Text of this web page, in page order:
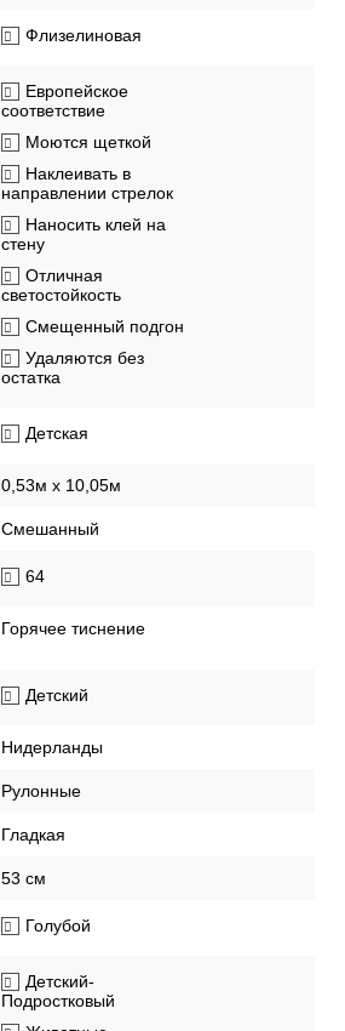
Флизелиновая
Европейское
соответствие
Моются щеткой
Наклеивать в
направлении стрелок
Наносить клей на
стену
Отличная
светостойкость
Смещенный подгон
Удаляются без
остатка
Детская
0,53м x 10,05м
Смешанный
64
Горячее тиснение
Детский
Нидерланды
Рулонные
Гладкая
53 см
Голубой
Детский-
Подростковый